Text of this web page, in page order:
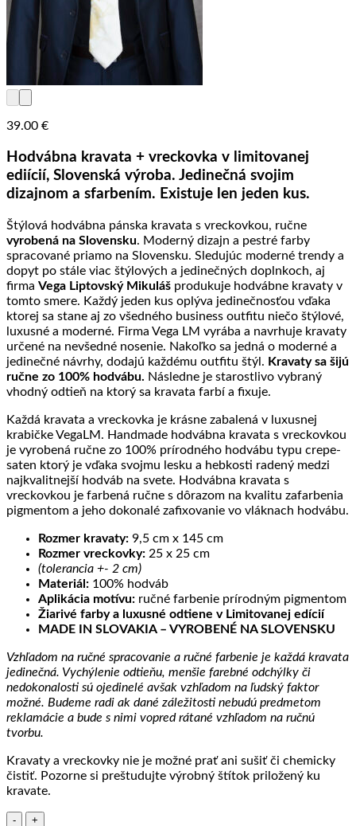
39.00 €
Hodvábna kravata + vreckovka v limitovanej
ediícií, Slovenská výroba. Jedinečná svojim
dizajnom a sfarbením. Existuje len jeden kus.
Štýlová hodvábna pánska kravata s vreckovkou, ručne
vyrobená na Slovensku. Moderný dizajn a pestré farby
spracované priamo na Slovensku. Sledujúc moderné trendy a
dopyt po stále viac štýlových a jedinečných doplnkoch, aj
firma Vega Liptovský Mikuláš produkuje hodvábne kravaty v
tomto smere. Každý jeden kus oplýva jedinečnosťou vďaka
ktorej sa stane aj zo všedného business outfitu niečo štýlové,
luxusné a moderné. Firma Vega LM vyrába a navrhuje kravaty
určené na nevšedné nosenie. Nakoľko sa jedná o moderné a
jedinečné návrhy, dodajú každému outfitu štýl. Kravaty sa šijú
ručne zo 100% hodvábu. Následne je starostlivo vybraný
vhodný odtieň na ktorý sa kravata farbí a fixuje.
Každá kravata a vreckovka je krásne zabalená v luxusnej
krabičke VegaLM. Handmade hodvábna kravata s vreckovkou
je vyrobená ručne zo 100% prírodného hodvábu typu crepe-
saten ktorý je vďaka svojmu lesku a hebkosti radený medzi
najkvalitnejší hodváb na svete. Hodvábna kravata s
vreckovkou je farbená ručne s dôrazom na kvalitu zafarbenia
pigmentom a jeho dokonalé zafixovanie vo vláknach hodvábu.
Rozmer kravaty: 9,5 cm x 145 cm
Rozmer vreckovky: 25 x 25 cm
(tolerancia +- 2 cm)
Materiál: 100% hodváb
Aplikácia motívu: ručné farbenie prírodným pigmentom
Žiarivé farby a luxusné odtiene v Limitovanej edícií
MADE IN SLOVAKIA – VYROBENÉ NA SLOVENSKU
Vzhľadom na ručné spracovanie a ručné farbenie je každá kravata
jedinečná. Vychýlenie odtieňu, menšie farebné odchýlky či
nedokonalosti sú ojedinelé avšak vzhľadom na ľudský faktor
možné. Budeme radi ak dané záležitosti nebudú predmetom
reklamácie a bude s nimi vopred rátané vzhľadom na ručnú
tvorbu.
Kravaty a vreckovky nie je možné prať ani sušiť či chemicky
čistiť. Pozorne si preštudujte výrobný štítok priložený ku
kravate.
množstvo